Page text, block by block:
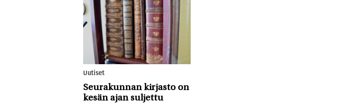
Uutiset
Seurakunnan kirjasto on
kesän ajan suljettu